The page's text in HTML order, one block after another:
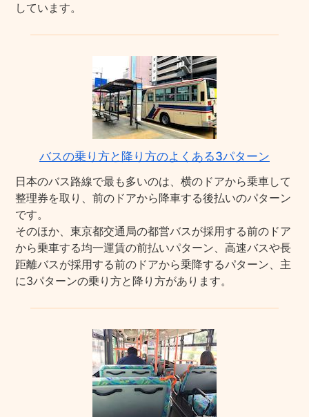
しています。
バスの乗り方と降り方のよくある3パターン
日本のバス路線で最も多いのは、横のドアから乗車して
整理券を取り、前のドアから降車する後払いのパターン
です。
そのほか、東京都交通局の都営バスが採用する前のドア
から乗車する均一運賃の前払いパターン、高速バスや長
距離バスが採用する前のドアから乗降するパターン、主
に3パターンの乗り方と降り方があります。